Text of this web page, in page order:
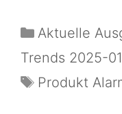
Aktuelle
Trends 2025-01
Produkt